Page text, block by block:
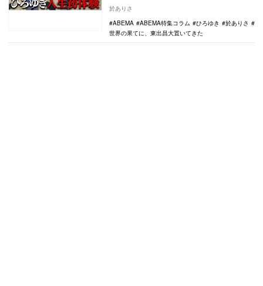
トした。…
於ありさ
ABEMA
ABEMA特集コラム ひろゆき
於ありさ
世界の果てに、東出昌大置いてきた